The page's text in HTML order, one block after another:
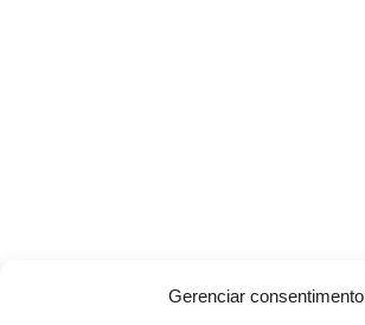
Gerenciar consentimento